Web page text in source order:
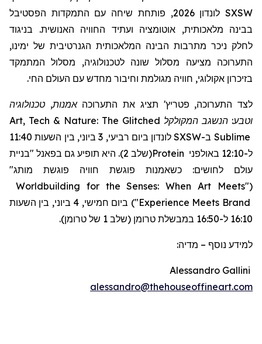
SXSW
לונדון 2026, פותחת שיחה עם התמקדות הפסטיבל
בבינה מלאכותית, אוטומציה ועתיד החוויה האנושית. בניגוד
לחלק ניכר מתרבות הבינה המלאכותית הגנרטיבית של ימינו,
התערוכה מציעה מסלול שונה לטכנולוגיה, מסלול המתמקד
בזיכרון אקולוגי, חוויה מגולמת וחיבור מחדש עם העולם החי.
לצד התערוכה, פטריץ' תציג את התערוכה אמנות, טכנולוגיה
וטבע: הנשגב המקולקל Art, Tech & Nature: The Glitched
Sublime ב-SXSW
לונדון ביום רביעי, 3 ביוני, בין השעות 11:40
ל-12:10 באולפני
Protein(שלב 2). היא תופיע גם בפאנל
"בניית
עולם לחושים: כשאמנות פוגשת חוויה פוגשת מותג"
(
"
Worldbuilding for the Senses: When Art Meets
Experience Meets Brand
"
)
ביום חמישי, 4 ביוני, בין השעות
16:10 ל-16:50 במבשלת טרומן (שלב 1 של טרומן).
למידע נוסף – מדיה:
Alessandro Gallini
alessandro@thehouseoffineart.com